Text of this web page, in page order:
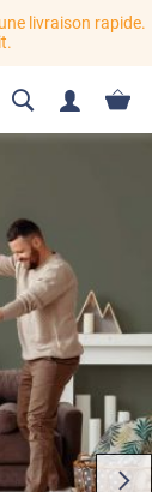
livraison rapide.